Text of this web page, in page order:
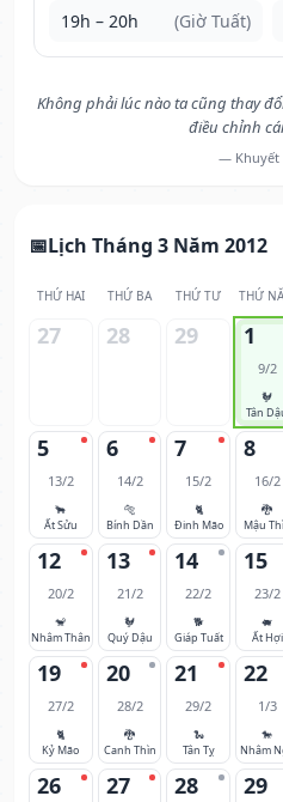
19h – 20h (Giờ Tuất)
Không phải lúc nào ta cũng thay
điều chỉnh
— Khuyết
Lịch Tháng 3 Năm 2012
THỨ HAI THỨ BA THỨ TƯ THỨ
27 28 29 1
9/2
🐓
Tân
5
13/2
🐂
Ất Sửu
6
14/2
🐅
Bính Dần
7
15/2
🐈
Đinh Mão
8
16/2
🐉
Mậu
12
20/2
🐒
Nhâm Thân
13
21/2
🐓
Quý Dậu
14
22/2
🐕
Giáp Tuất
15
23/2
🐖
Ất Hợi
19
27/2
🐈
Kỷ Mão
20
28/2
🐉
Canh Thìn
21
29/2
🐍
Tân Tỵ
22
1/3
🐎
Nhâm
26 27 28 29